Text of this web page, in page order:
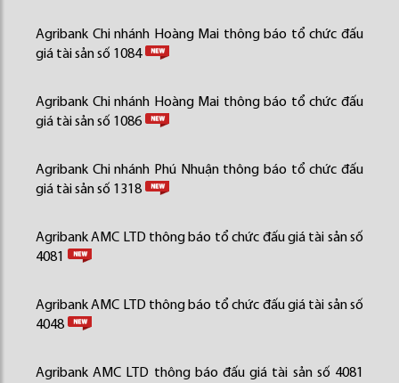
Agribank Chi nhánh Hoàng Mai thông báo tổ chức đấu
giá tài sản số 1084
Agribank Chi nhánh Hoàng Mai thông báo tổ chức đấu
giá tài sản số 1086
Agribank Chi nhánh Phú Nhuận thông báo tổ chức đấu
giá tài sản số 1318
Agribank AMC LTD thông báo tổ chức đấu giá tài sản số
4081
Agribank AMC LTD thông báo tổ chức đấu giá tài sản số
4048
Agribank AMC LTD thông báo đấu giá tài sản số 4081